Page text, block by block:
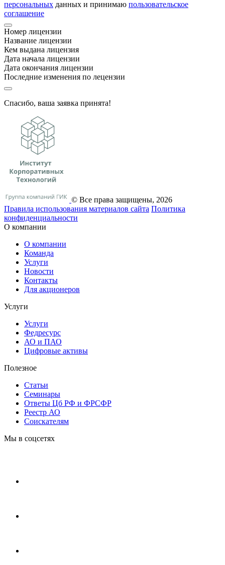
персональных данных и принимаю пользовательское
соглашение
Номер лицензии
Название лицензии
Кем выдана лицензия
Дата начала лицензии
Дата окончания лицензии
Последние изменения по лецензии
Спасибо, ваша заявка принята!
© Все права защищены, 2026
Правила использования материалов сайта Политика
конфиденциальности
О компании
О компании
Команда
Услуги
Новости
Контакты
Для акционеров
Услуги
Услуги
Федресурс
АО и ПАО
Цифровые активы
Полезное
Статьи
Cеминары
Ответы Цб РФ и ФРСФР
Реестр АО
Соискателям
Мы в соцсетях